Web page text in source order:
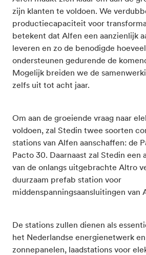
zijn klanten te voldoen. We
productiecapaciteit voor
betekent dat Alfen een aanzienlijk
leveren en zo de benodigde
ondersteunen gedurende de
Mogelijk breiden we de
zelfs uit tot acht jaar.
Om aan de groeiende vraag naar
voldoen, zal Stedin twee soorten
stations van Alfen aanschaffen: de
Pacto 30. Daarnaast zal Stedin een
van de onlangs uitgebrachte Altro
duurzaam prefab station voor
middenspanningsaansluitingen van
De stations zullen dienen als
het Nederlandse energienetwerk
zonnepanelen, laadstations voor